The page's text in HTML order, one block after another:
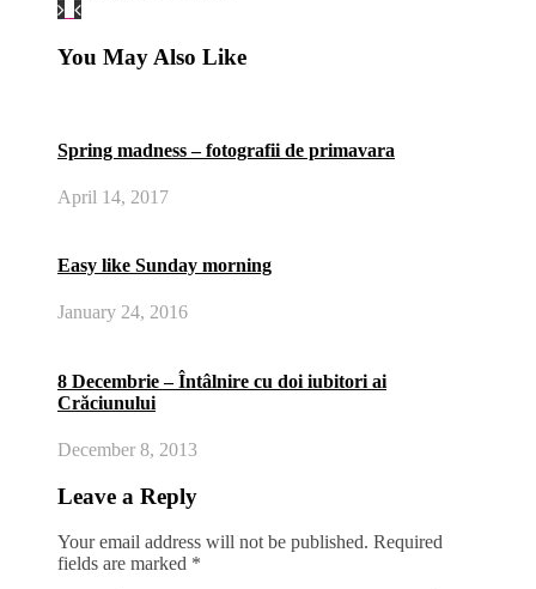
You May Also Like
Spring madness – fotografii de primavara
April 14, 2017
Easy like Sunday morning
January 24, 2016
8 Decembrie – Întâlnire cu doi iubitori ai
Crăciunului
December 8, 2013
Leave a Reply
Your email address will not be published. Required
fields are marked *